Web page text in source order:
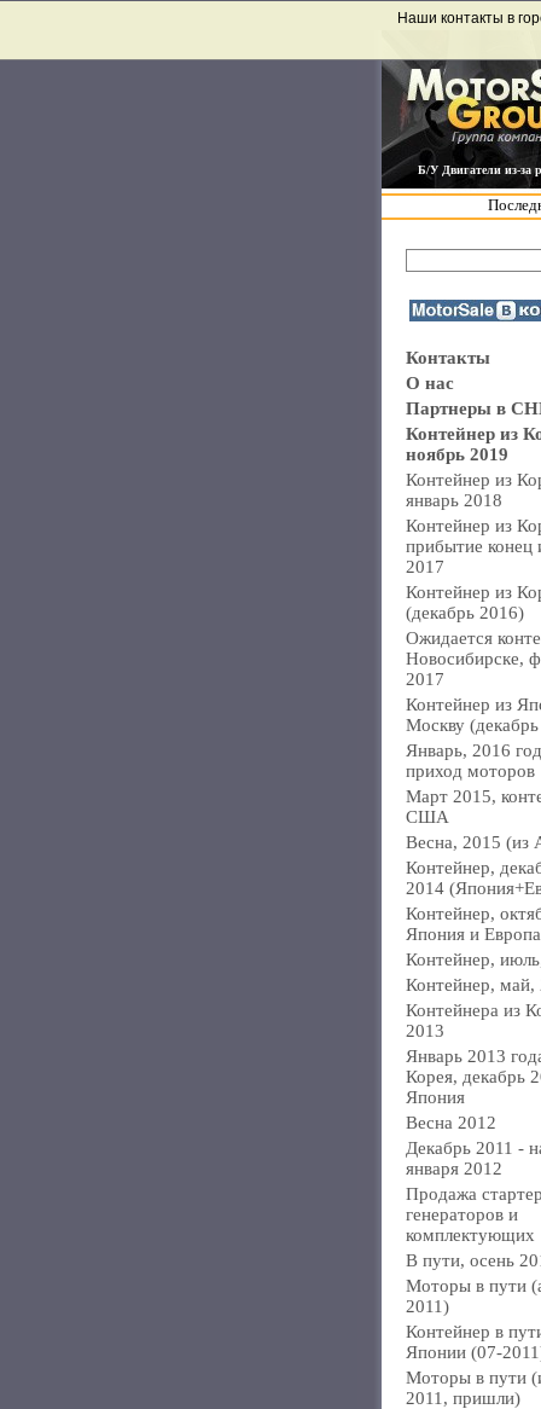
Б/У Двигатели из-за
Наши контакты в
Контакты
О нас
Партнеры в
Контейнер из
ноябрь 2019
Контейнер из
январь 2018
Контейнер из
прибытие конец
2017
Контейнер из
(декабрь 2016)
Ожидается
Новосибирске,
2017
Контейнер из
Москву
Январь, 2016
приход моторов
Март 2015,
США
Весна, 2015 (из
Контейнер,
2014
Контейнер,
Япония и
Контейнер,
Контейнер, май,
Контейнера из
2013
Январь 2013
Корея, декабрь
Япония
Весна 2012
Декабрь 2011 -
января 2012
Продажа
генераторов и
комплектующих
В пути, осень
Моторы в пути
2011)
Контейнер в
Японии (07-
Моторы в пути
2011, пришли)